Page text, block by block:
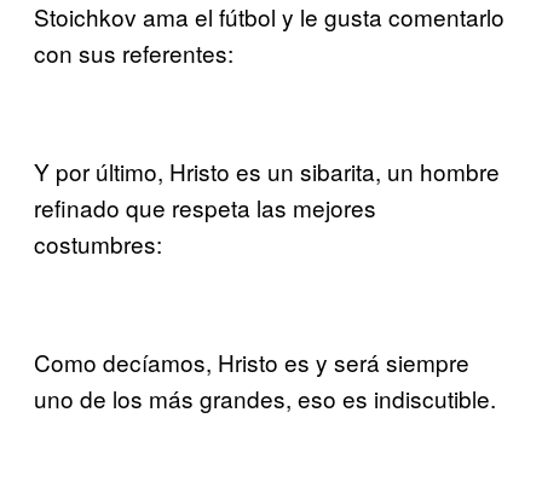
Stoichkov ama el fútbol y le gusta comentarlo
con sus referentes:
Y por último, Hristo es un sibarita, un hombre
refinado que respeta las mejores
costumbres:
Como decíamos, Hristo es y será siempre
uno de los más grandes, eso es indiscutible.